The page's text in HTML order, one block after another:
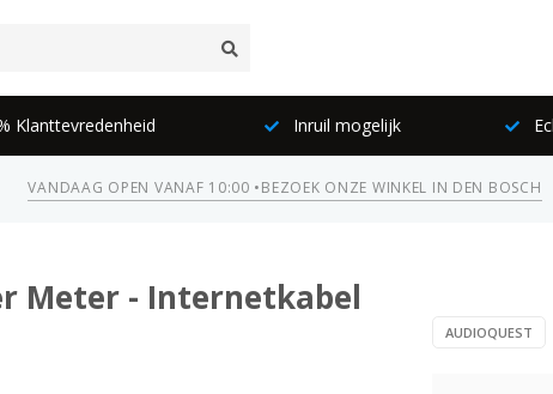
Klanttevredenheid Inruil mogelijk
VANDAAG OPEN VANAF 10:00 •BEZOEK ONZE WINKEL IN DEN BOSCH
Meter - Internetkabel
AUDIOQUEST